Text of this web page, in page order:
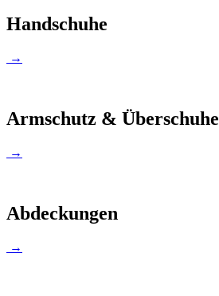
Handschuhe
→
Armschutz & Überschuhe
→
Abdeckungen
→